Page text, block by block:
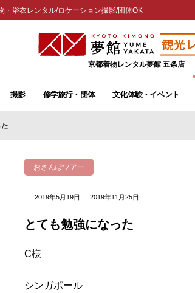
・浴衣レンタル/ロケーション撮影/団体OK
京都着物レンタル夢館 五条店
撮影 修学旅行・団体 文化体験・イベント
おさんぽツアー
2019年5月19日 2019年11月25日
とても勉強になった
C様
シンガポール